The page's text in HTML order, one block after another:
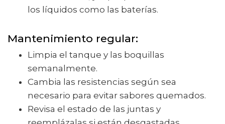
los líquidos como las baterías.
Mantenimiento regular:
Limpia el tanque y las boquillas
semanalmente.
Cambia las resistencias según sea
necesario para evitar sabores quemados.
Revisa el estado de las juntas y